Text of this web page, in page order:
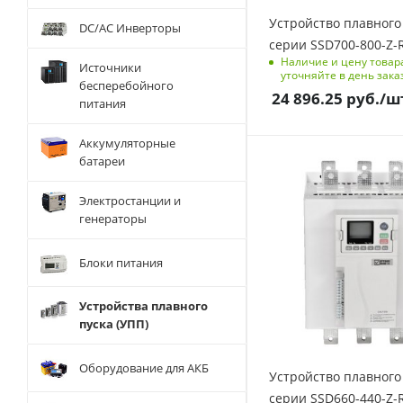
5
Аналоговые выходы,
шт
1
настраиваемая
защита, Тепловая
модель двигателя,
Вход термистора
Чередование фаз,
Минимальный ток,
Мгновенная
перегрузка по току,
Внешнее
аварийное
отключение,
Перегрев
Устройство плавного
серии SSD700-800-Z-
Наличие и цену
уточняйте в день
24 896.25 руб./
Мощность, кВт
Номинальный ток, A
Степень защиты
Релейные выходы, шт
Дискретные входы, шт
Аналоговые выходы,
Устройство плавного
серии SSD660-440-Z-
DC/AC Инверторы
Источники
бесперебойного
питания
Аккумуляторные
батареи
Электростанции и
генераторы
Блоки питания
Устройства плавного
пуска (УПП)
Оборудование для АКБ